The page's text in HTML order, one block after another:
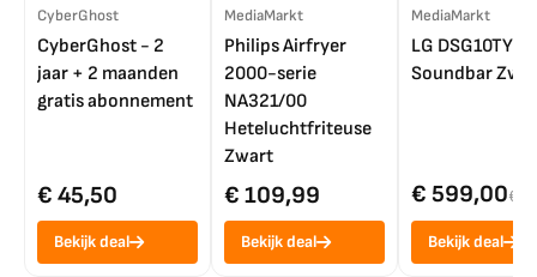
CyberGhost
CyberGhost - 2
jaar + 2 maanden
gratis abonnement
€ 45,50
Bekijk deal
MediaMarkt
Philips Airfryer
2000-serie
NA321/00
Heteluchtfriteuse
Zwart
€ 109,99
Bekijk deal
MediaMarkt
LG DSG10TY
Soundbar
€ 599,00€
Bekijk deal